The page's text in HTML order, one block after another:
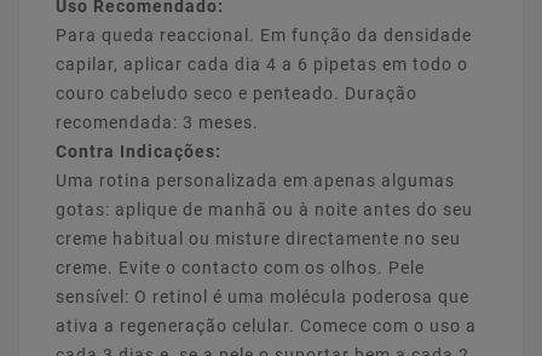
Uso Recomendado:
Para queda reaccional. Em função da densidade
capilar, aplicar cada dia 4 a 6 pipetas em todo o
couro cabeludo seco e penteado. Duração
recomendada: 3 meses.
Contra Indicações:
Uma rotina personalizada em apenas algumas
gotas: aplique de manhã ou à noite antes do seu
creme habitual ou misture directamente no seu
creme. Evite o contacto com os olhos. Pele
sensível: O retinol é uma molécula poderosa que
ativa a regeneração celular. Comece com o uso a